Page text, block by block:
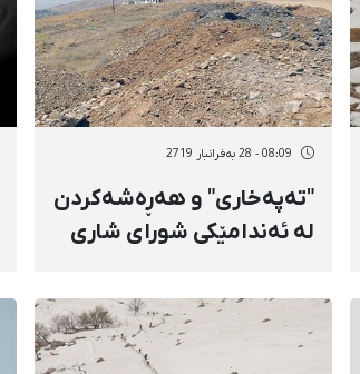
08:09 - 28 بەفرانبار 2719
"تەپەخاری" و هەڕەشەکردن
لە ئەندامێکی شورای شاری
پاسدارنەوە